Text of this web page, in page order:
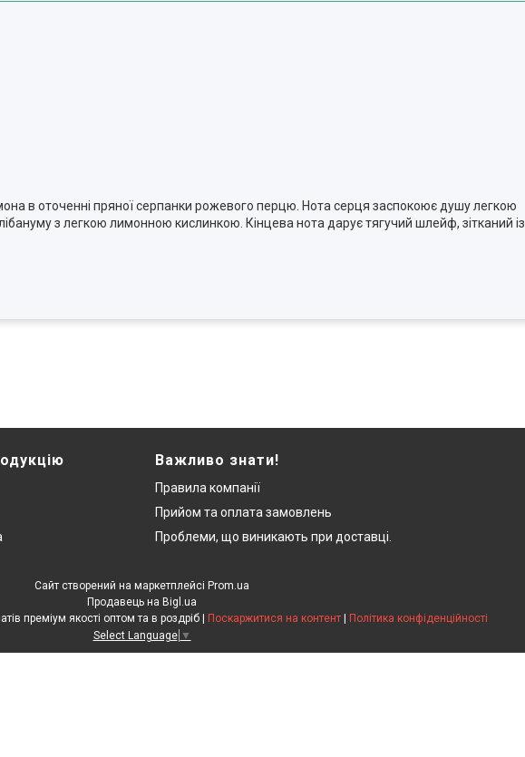
в оточенні пряної серпанки рожевого перцю. Нота серця заспокоює душу легкою
з легкою лимонною кислинкою. Кінцева нота дарує тягучий шлейф, зітканий із
Важливо знати!
Правила компанії
Прийом та оплата замовлень
Проблеми, що виникають при доставці.
Сайт створений на маркетплейсі Prom.ua
Продавець на Bigl.ua
"ЛюксРяд" - міні парфуми, тестера ароматів преміум якості оптом та в роздріб | Поскаржитися на контент | Політика конфіденційності
Select Language ▼